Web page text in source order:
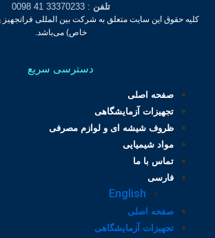
تلفن: 33370233 41 0098
کلیه حقوق این سایت متعلق به شرکت بین المللی فراتجهیز
خاص) می‌باشد.
دسترسی سریع
صفحه اصلی
تجهیزات آزمایشگاهی
ظروف شیشه ای و لوازم مصرفی
مواد شیمیایی
تماس با ما
فارسی
English
صفحه اصلی
تجهیزات آزمایشگاهی